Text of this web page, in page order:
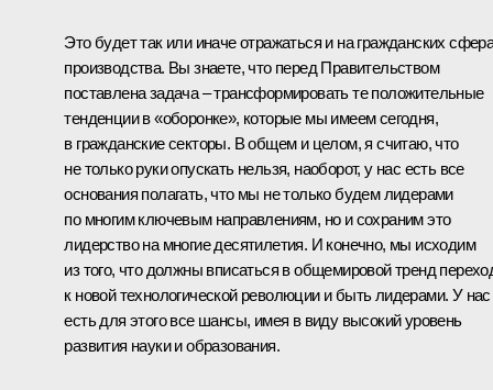
Это будет так или иначе отражаться и на гражданских
производства. Вы знаете, что перед Правительством
поставлена задача – трансформировать те положительные
тенденции в «оборонке», которые мы имеем сегодня,
в гражданские секторы. В общем и целом, я считаю, что
не только руки опускать нельзя, наоборот, у нас есть все
основания полагать, что мы не только будем лидерами
по многим ключевым направлениям, но и сохраним это
лидерство на многие десятилетия. И конечно, мы исходим
из того, что должны вписаться в общемировой тренд
к новой технологической революции и быть лидерами. У нас
есть для этого все шансы, имея в виду высокий уровень
развития науки и образования.